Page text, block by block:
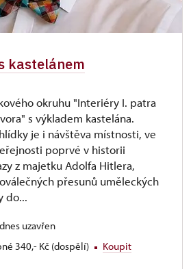
kastelánem
okruhu "Interiéry I. patra
s výkladem kastelána.
je i návštěva místnosti, ve
poprvé v historii
z majetku Adolfa Hitlera,
přesunů uměleckých
do...
uzavřen
340,- Kč (dospělí)
Koupit